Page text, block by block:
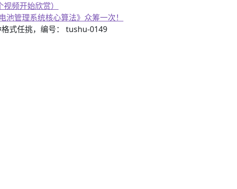
管理系统核心算法》众筹一次！
式任挑，编号： tushu-0149